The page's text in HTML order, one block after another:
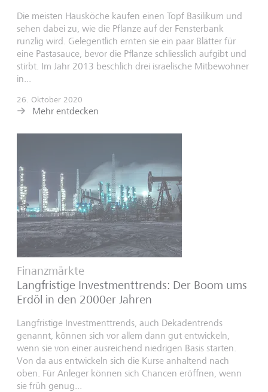
Die meisten Hausköche kaufen einen Topf Basilikum und
sehen dabei zu, wie die Pflanze auf der Fensterbank
runzlig wird. Gelegentlich ernten sie ein paar Blätter für
eine Pastasauce, bevor die Pflanze schliesslich aufgibt und
stirbt. Im Jahr 2013 beschlich drei israelische Mitbewohner
in...
26. Oktober 2020
Mehr entdecken
Finanzmärkte
Langfristige Investmenttrends: Der Boom ums
Erdöl in den 2000er Jahren
Langfristige Investmenttrends, auch Dekadentrends
genannt, können sich vor allem dann gut entwickeln,
wenn sie von einer ausreichend niedrigen Basis starten.
Von da aus entwickeln sich die Kurse anhaltend nach
oben. Für Anleger können sich Chancen eröffnen, wenn
sie früh genug...